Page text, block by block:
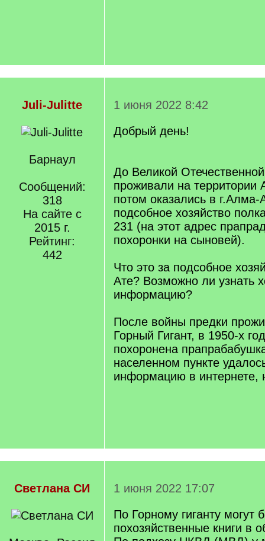
Juli-Julitte
Барнаул
Сообщений:
318
На сайте с
2015 г.
Рейтинг:
442
1 июня 2022 8:42
Добрый день!
До Великой
проживали на территории
потом оказались в г.Алма-
подсобное хозяйство
231 (на этот адрес
похоронки на сыновей).
Что это за подсобное
Ате? Возможно ли узнать
информацию?
После войны предки
Горный Гигант, в 1950-х
похоронена
населенном пункте
информацию в интернете,
Светлана СИ
1 июня 2022 17:07
По Горному гиганту могут
похозяйственные книги в